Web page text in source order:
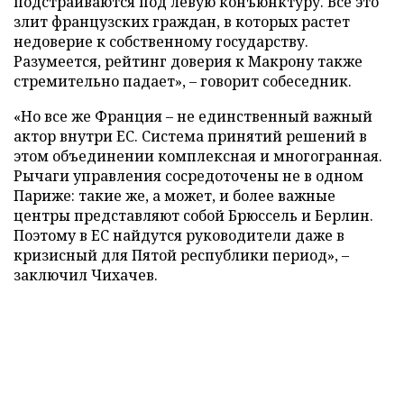
злит французских граждан, в которых растет
недоверие к собственному государству.
Разумеется, рейтинг доверия к Макрону также
стремительно падает», – говорит собеседник.
«Но все же Франция – не единственный важный
актор внутри ЕС. Система принятий решений в
этом объединении комплексная и многогранная.
Рычаги управления сосредоточены не в одном
Париже: такие же, а может, и более важные
центры представляют собой Брюссель и Берлин.
Поэтому в ЕС найдутся руководители даже в
кризисный для Пятой республики период», –
заключил Чихачев.